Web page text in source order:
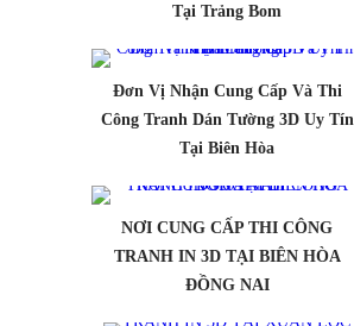
Tại Trảng Bom
Đơn Vị Nhận Cung Cấp Và Thi
Công Tranh Dán Tường 3D Uy Tín
Tại Biên Hòa
NƠI CUNG CẤP THI CÔNG
TRANH IN 3D TẠI BIÊN HÒA
ĐỒNG NAI